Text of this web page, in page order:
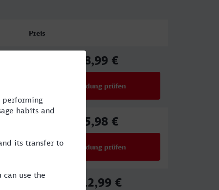
Preis
88,99 €
Verbindung prüfen
65,98 €
Verbindung prüfen
112,99 €